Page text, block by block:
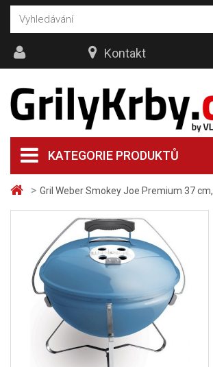
> Gril Weber Smokey Joe Premium 37
KATEGORIE PRODUKTŮ
Kontakt